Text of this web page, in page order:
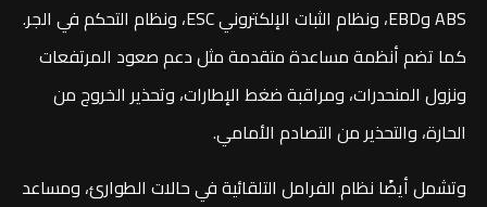
ABS وEBD، ونظام الثبات الإلكتروني ESC، ونظام التحكم في الجر.
كما تضم أنظمة مساعدة متقدمة مثل دعم صعود المرتفعات
ونزول المنحدرات، ومراقبة ضغط الإطارات، وتحذير الخروج من
الحارة، والتحذير من التصادم الأمامي.
وتشمل أيضًا نظام الفرامل التلقائية في حالات الطوارئ، ومساعد